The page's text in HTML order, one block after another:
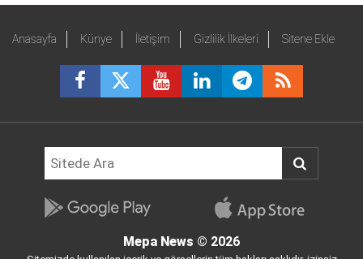
Anasayfa Künye İletişim Gizlilik İlkeleri Sitene Ekle
Mepa News © 2026